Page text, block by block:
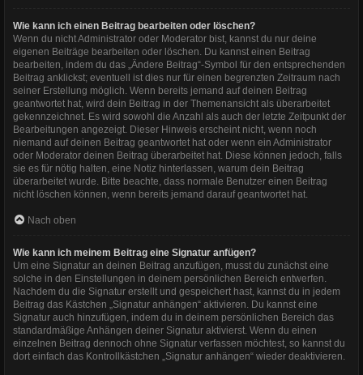
Wie kann ich einen Beitrag bearbeiten oder löschen?
Wenn du nicht Administrator oder Moderator bist, kannst du nur deine
eigenen Beiträge bearbeiten oder löschen. Du kannst einen Beitrag
bearbeiten, indem du das „Ändere Beitrag“-Symbol für den entsprechenden
Beitrag anklickst; eventuell ist dies nur für einen begrenzten Zeitraum nach
seiner Erstellung möglich. Wenn bereits jemand auf deinen Beitrag
geantwortet hat, wird dein Beitrag in der Themenansicht als überarbeitet
gekennzeichnet. Es wird sowohl die Anzahl als auch der letzte Zeitpunkt der
Bearbeitungen angezeigt. Dieser Hinweis erscheint nicht, wenn noch
niemand auf deinen Beitrag geantwortet hat oder wenn ein Administrator
oder Moderator deinen Beitrag überarbeitet hat. Diese können jedoch, falls
sie es für nötig halten, eine Notiz hinterlassen, warum dein Beitrag
überarbeitet wurde. Bitte beachte, dass normale Benutzer einen Beitrag
nicht löschen können, wenn bereits jemand darauf geantwortet hat.
Nach oben
Wie kann ich meinem Beitrag eine Signatur anfügen?
Um eine Signatur an deinen Beitrag anzufügen, musst du zunächst eine
solche in den Einstellungen in deinem persönlichen Bereich entwerfen.
Nachdem du die Signatur erstellt und gespeichert hast, kannst du in jedem
Beitrag das Kästchen „Signatur anhängen“ aktivieren. Du kannst eine
Signatur auch hinzufügen, indem du in deinem persönlichen Bereich das
standardmäßige Anhängen deiner Signatur aktivierst. Wenn du einen
einzelnen Beitrag dennoch ohne Signatur verfassen möchtest, so kannst du
dort einfach das Kontrollkästchen „Signatur anhängen“ wieder deaktivieren.